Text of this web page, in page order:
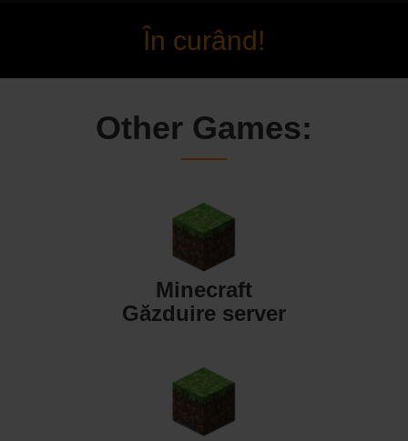
În curând!
Other Games:
Minecraft
Găzduire server